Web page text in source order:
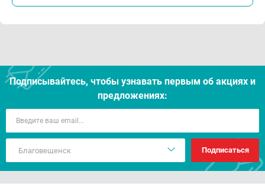
Подписывайтесь, чтобы узнавать первым об акцияx и
предложениях:
Подписаться